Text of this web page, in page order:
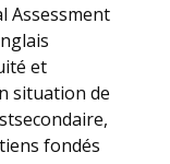
Assessment
et
situation de
fondés